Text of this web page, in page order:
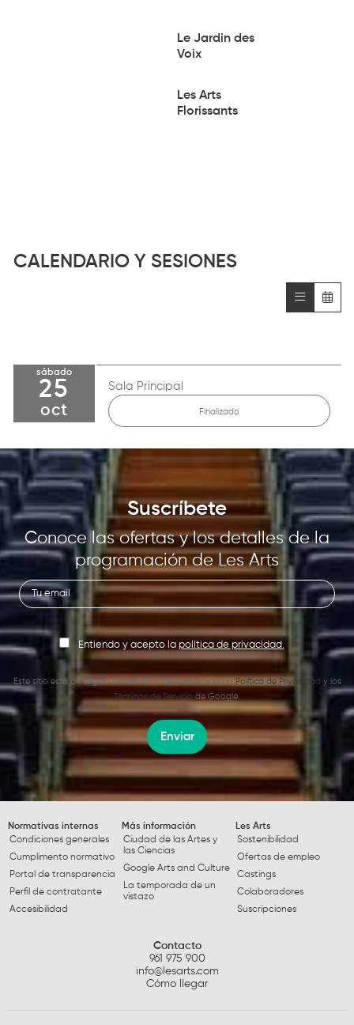
Le Jardin des
Voix
Les Arts
Florissants
CALENDARIO Y SESIONES
sábado
25
oct
Sala Principal
Finalizado
Suscríbete
Conoce las ofertas y los detalles de la
programación de Les Arts
Entiendo y acepto la política de privacidad.
Este sitio está protegido por reCAPTCHA y se aplican la Política de Privacidad y los
Términos de Servicio de Google.
Enviar
Normativas internas
Condiciones generales
Cumplimento normativo
Portal de transparencia
Perfil de contratante
Accesibilidad
Más información
Ciudad de las Artes y
las Ciencias
Google Arts and Culture
La temporada de un
vistazo
Les Arts
Sostenibilidad
Ofertas de empleo
Castings
Colaboradores
Suscripciones
Contacto
961 975 900
info@lesarts.com
Cómo llegar